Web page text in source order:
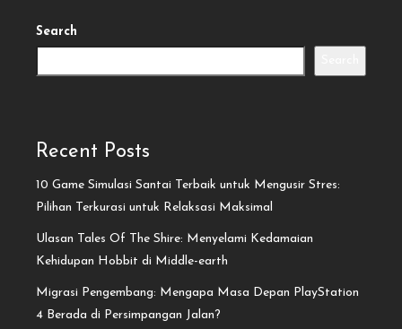
Search
Recent Posts
10 Game Simulasi Santai Terbaik untuk Mengusir Stres:
Pilihan Terkurasi untuk Relaksasi Maksimal
Ulasan Tales Of The Shire: Menyelami Kedamaian
Kehidupan Hobbit di Middle-earth
Migrasi Pengembang: Mengapa Masa Depan PlayStation
4 Berada di Persimpangan Jalan?